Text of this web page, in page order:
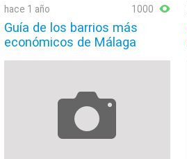
hace 1 año 1000
Guía de los barrios más
económicos de Málaga